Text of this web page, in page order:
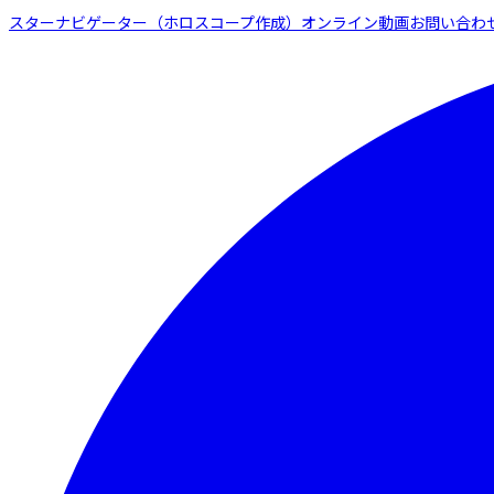
スターナビゲーター（ホロスコープ作成） オンライン動画お問い合わ